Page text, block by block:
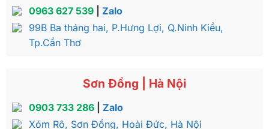
0963 627 539| Zalo
99B Ba tháng hai, P.Hưng Lợi, Q.Ninh Kiều,
Tp.Cần Thơ
Sơn Đồng | Hà Nội
0903 733 286| Zalo
Xóm Rô, Sơn Đồng, Hoài Đức, Hà Nội